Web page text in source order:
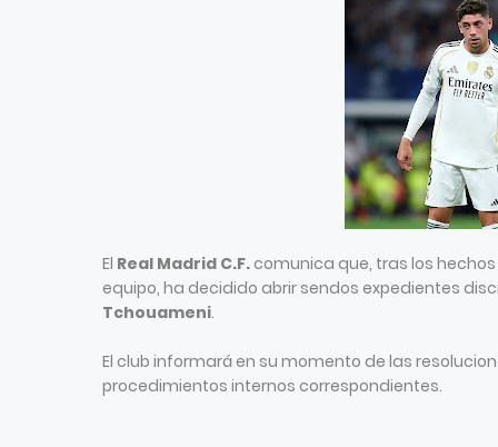
El Real Madrid C.F. comunica que, tras los
equipo, ha decidido abrir sendos expedientes
Tchouameni.
El club informará en su momento de las
procedimientos internos correspondientes.